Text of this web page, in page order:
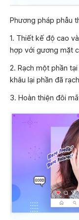
Phương pháp phẫu
1. Thiết kế độ cao
hợp với gương mặt
2. Rạch một phần
khâu lại phần đã
3. Hoàn thiện đôi